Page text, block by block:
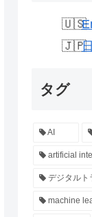
タグ
AI
artificial
デジタルト
machine